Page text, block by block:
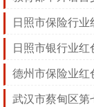
日照市保险行
日照市银行业
德州市保险业
武汉市蔡甸区